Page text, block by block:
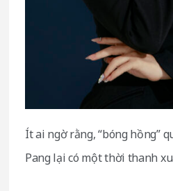
Ít ai ngờ rằng, “bóng hồng”
Pang lại có một thời thanh